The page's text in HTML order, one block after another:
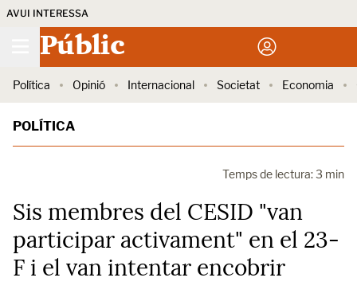
AVUI INTERESSA
Públic
Política Opinió Internacional Societat Economia
POLÍTICA
Temps de lectura: 3 min
Sis membres del CESID "van
participar activament" en el 23-
F i el van intentar encobrir